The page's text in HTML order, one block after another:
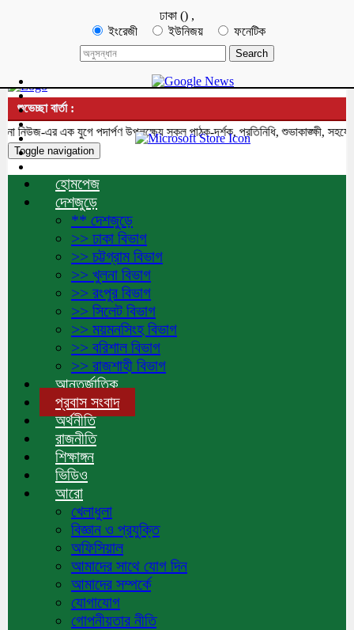
ঢাকা () ,
ইংরেজী
ইউনিজয় ফনেটিক
শুভেচ্ছা বার্তা :
নিউজ-এর এক যুগে পদার্পণ উপলক্ষ্যে সকল পাঠক-দর্শক, প্রতিনিধি, শুভাকাঙ্ক্ষী,
Toggle navigation
হোমপেজ
দেশজুড়ে
** দেশজুড়ে
>> ঢাকা বিভাগ
>> চট্টগ্রাম বিভাগ
>> খুলনা বিভাগ
>> রংপুর বিভাগ
>> সিলেট বিভাগ
>> ময়মনসিংহ বিভাগ
>> বরিশাল বিভাগ
>> রাজশাহী বিভাগ
আন্তর্জাতিক
প্রবাস সংবাদ
অর্থনীতি
রাজনীতি
শিক্ষাঙ্গন
ভিডিও
আরো
খেলাধুলা
বিজ্ঞান ও প্রযুক্তি
অফিসিয়াল
আমাদের সাথে যোগ দিন
আমাদের সম্পর্কে
যোগাযোগ
গোপনীয়তার নীতি